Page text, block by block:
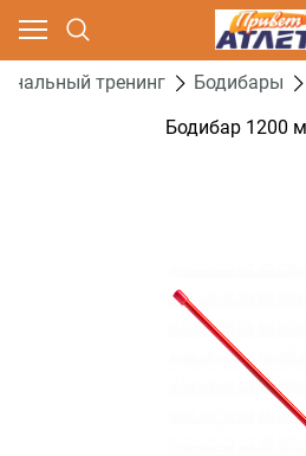
тренинг Бодибары
Бодибар 1200
Ваш город - Москва,
угадали?
ДА НЕТ